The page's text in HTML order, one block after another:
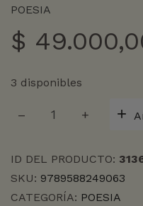
POESIA
$
3 disponibles
INCESANTE,
POETICA
1988
-
ID DEL PRODUCTO:
SKU: 9789588249063
CATEGORÍA: POESIA